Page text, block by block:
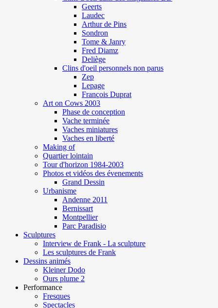
Geerts
Laudec
Arthur de Pins
Sondron
Tome & Janry
Fred Diamz
Deliège
Clins d'oeil personnels non parus
Zep
Lepage
François Duprat
Art on Cows 2003
Phase de conception
Vache terminée
Vaches miniatures
Vaches en liberté
Making of
Quartier lointain
Tour d'horizon 1984-2003
Photos et vidéos des évenements
Grand Dessin
Urbanisme
Andenne 2011
Bernissart
Montpellier
Parc Paradisio
Sculptures
Interview de Frank - La sculpture
Les sculptures de Frank
Dessins animés
Kleiner Dodo
Ours plume 2
Performance
Fresques
Spectacles